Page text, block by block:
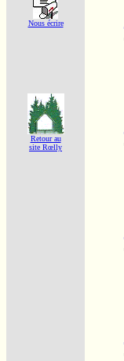
Nous écrire
Retour au
site Rœlly